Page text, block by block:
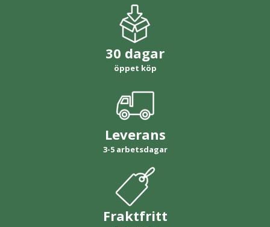
30 dagar
öppet köp
Leverans
3-5 arbetsdagar
Fraktfritt